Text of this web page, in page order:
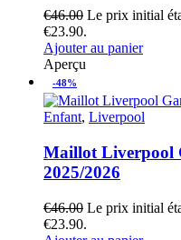
€46.00 Le prix initial
€23.90.
Ajouter au panier
Aperçu
-48%
Enfant, Liverpool
Maillot Liverpool
2025/2026
€46.00 Le prix initial
€23.90.